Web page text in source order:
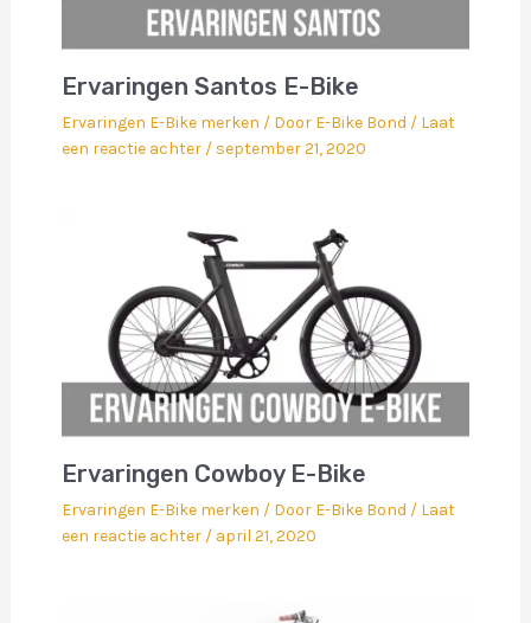
Ervaringen Santos E-Bike
Ervaringen E-Bike merken / Door E-Bike Bond / Laat
een reactie achter / september 21, 2020
Ervaringen Cowboy E-Bike
Ervaringen E-Bike merken / Door E-Bike Bond / Laat
een reactie achter / april 21, 2020